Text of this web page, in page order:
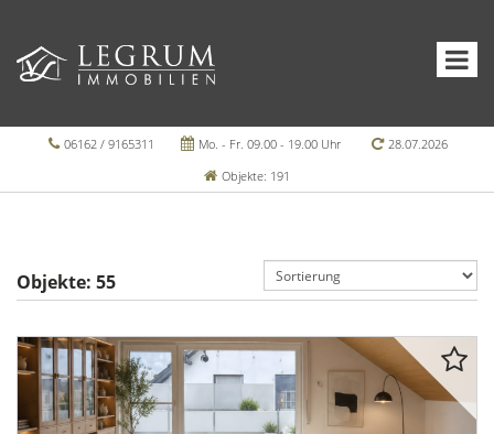
06162 / 9165311 Mo. - Fr. 09.00 - 19.00 Uhr
28.07.2026
Objekte: 191
Objekte: 55